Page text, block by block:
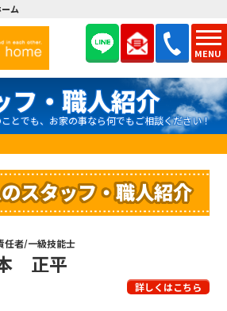
MENU
ム
フ・職人紹介
とでも、お家の事なら何でもご相談ください！
スタッフ・職人紹介
任者/一級技能士
正平
詳しくはこちら